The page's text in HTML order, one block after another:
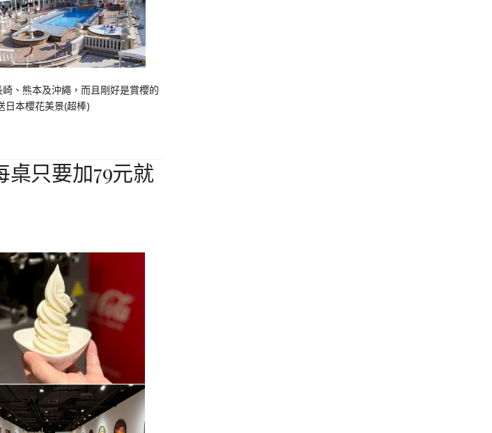
、熊本及沖繩，而且剛好是賞櫻的
日本櫻花美景(超棒)
只要加79元就